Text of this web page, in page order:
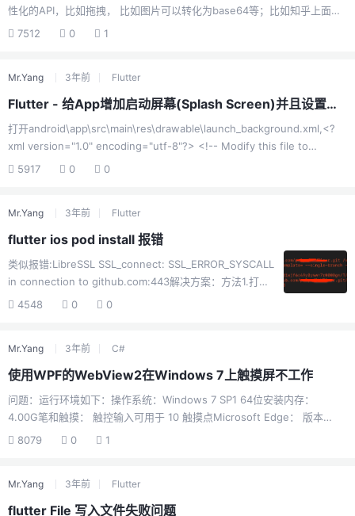
性化的API，比如拖拽， 比如图片可以转化为base64等；比如知乎上面的
回复中可以直接黏贴图片， 就不需要手动点击图片上传按钮， 选择图片，
word文档的时候， 图片不会黏贴进来， 因为远程地址无法访问本地磁盘
的绝对路径， 如果把下面代码保存成静态界面打开， 那么word中的图片
都可以看见， 而且都会被转化为base64编码...
7512 0 1
Mr.Yang 3年前 Flutter
Flutter - 给App增加启动屏幕(Splash Screen)并且设置背景颜色
打开android\app\src\main\res\drawable\launch_background.xml,<?
xml version="1.0" encoding="utf-8"?> <!-- Modify this file to
customize your launch splash screen --> <layer-list
5917 0 0
Mr.Yang 3年前 Flutter
flutter ios pod install 报错
类似报错:LibreSSL SSL_connect: SSL_ERROR_SYSCALL
in connection to github.com:443解决方案：方法1.打开
终端在终端中执行以下命令就可以了。git config --global
方法的命令。步骤一：git config --global
http.sslBackend "openssl"步骤二：git config --global
4548 0 0
Mr.Yang 3年前 C#
使用WPF的WebView2在Windows 7上触摸屏不工作
问题：运行环境如下：操作系统：Windows 7 SP1 64位安装内存：
4.00G笔和触摸： 触控输入可用于 10 触摸点Microsoft Edge： 版本
94.0.992.38 (官方内部版本) (32 位).NET Framework 4.8在以上运行环
同样有人提问，并给处理解决方案：
https://social.msdn.microsoft.com/Forums/windowshardware/zh-
8079 0 1
Mr.Yang 3年前 Flutter
flutter File 写入文件失败问题